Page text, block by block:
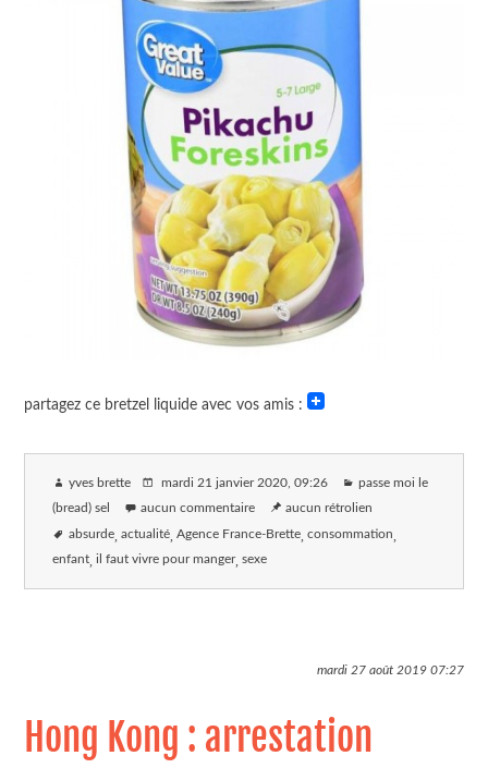
partagez ce bretzel liquide avec vos amis :
yves brette mardi 21 janvier 2020 , 09:26 passe moi le
(bread) sel aucun commentaire aucun rétrolien
absurde actualité Agence France-Brette consommation
enfant il faut vivre pour manger sexe
mardi 27 août 201907:27
Hong Kong : arrestation